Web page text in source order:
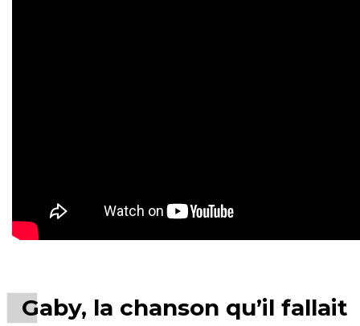
Gaby, la chanson qu’il fallait